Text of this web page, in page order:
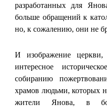
разработанных для
больше обращений к
но, к сожалению, они не
И изображение
интересное
собиранию
храмов людьми, которых
жители Янова, в